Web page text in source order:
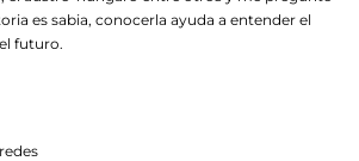
es sabia, conocerla ayuda a entender el
futuro.